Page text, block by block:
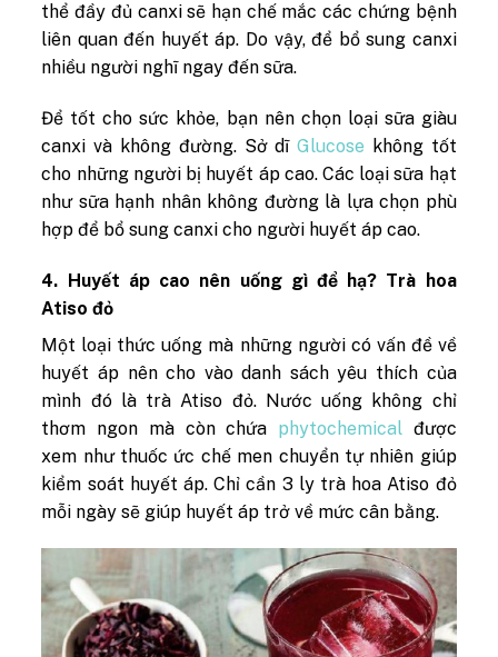
thể đầy đủ canxi sẽ hạn chế mắc các chứng bệnh
liên quan đến huyết áp. Do vậy, để bổ sung canxi
nhiều người nghĩ ngay đến sữa.
Để tốt cho sức khỏe, bạn nên chọn loại sữa giàu
canxi và không đường. Sở dĩGlucose không tốt
cho những người bị huyết áp cao. Các loại sữa hạt
như sữa hạnh nhân không đường là lựa chọn phù
hợp để bổ sung canxi cho người huyết áp cao.
4. Huyết áp cao nên uống gì để hạ? Trà hoa
Atiso đỏ
Một loại thức uống mà những người có vấn đề về
huyết áp nên cho vào danh sách yêu thích của
mình đó là trà Atiso đỏ. Nước uống không chỉ
thơm ngon mà còn chứa phytochemical được
xem như thuốc ức chế men chuyển tự nhiên giúp
kiểm soát huyết áp. Chỉ cần 3 ly trà hoa Atiso đỏ
mỗi ngày sẽ giúp huyết áp trở về mức cân bằng.